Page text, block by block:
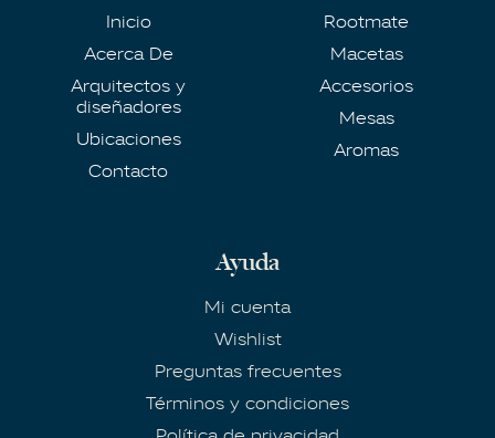
Inicio
Acerca De
Arquitectos y
diseñadores
Ubicaciones
Contacto
Rootmate
Macetas
Accesorios
Mesas
Aromas
Ayuda
Mi cuenta
Wishlist
Preguntas frecuentes
Términos y condiciones